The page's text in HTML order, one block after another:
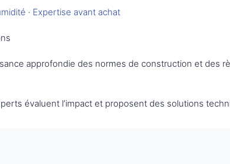
· Expertise avant achat
approfondie des normes de construction et des
évaluent l’impact et proposent des solutions